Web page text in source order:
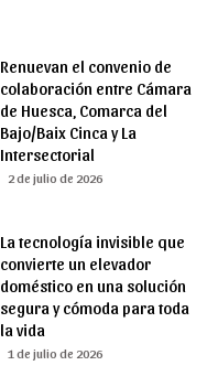
Renuevan el convenio de
colaboración entre Cámara
de Huesca, Comarca del
Bajo/Baix Cinca y La
Intersectorial
2 de julio de 2026
La tecnología invisible que
convierte un elevador
doméstico en una solución
segura y cómoda para toda
la vida
1 de julio de 2026